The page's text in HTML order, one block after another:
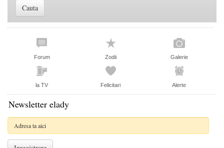
Forum Zodii Galerie
la TV Felicitari Alerte
Newsletter elady